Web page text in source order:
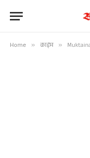
Home » क्राईम »